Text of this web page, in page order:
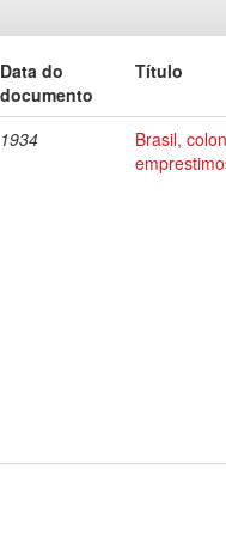
Data do
documento
Título
1934
Brasil,